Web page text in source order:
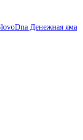
Денежная яма